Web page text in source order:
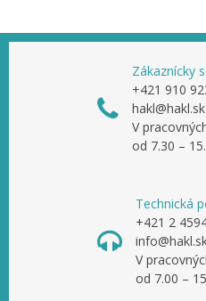
Zákaznícky
+421 910
hakl@hakl.sk
V
od 7.30 –
Technická
+421 2
V
od 7.00 –